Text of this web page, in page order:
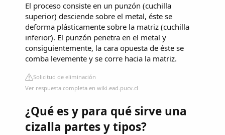
El proceso consiste en un punzón (cuchilla
superior) desciende sobre el metal, éste se
deforma plásticamente sobre la matriz (cuchilla
inferior). El punzón penetra en el metal y
consiguientemente, la cara opuesta de éste se
comba levemente y se corre hacia la matriz.
Solicitud de eliminación
Ver respuesta completa en wiki.ead.pucv.cl
¿Qué es y para qué sirve una
cizalla partes y tipos?